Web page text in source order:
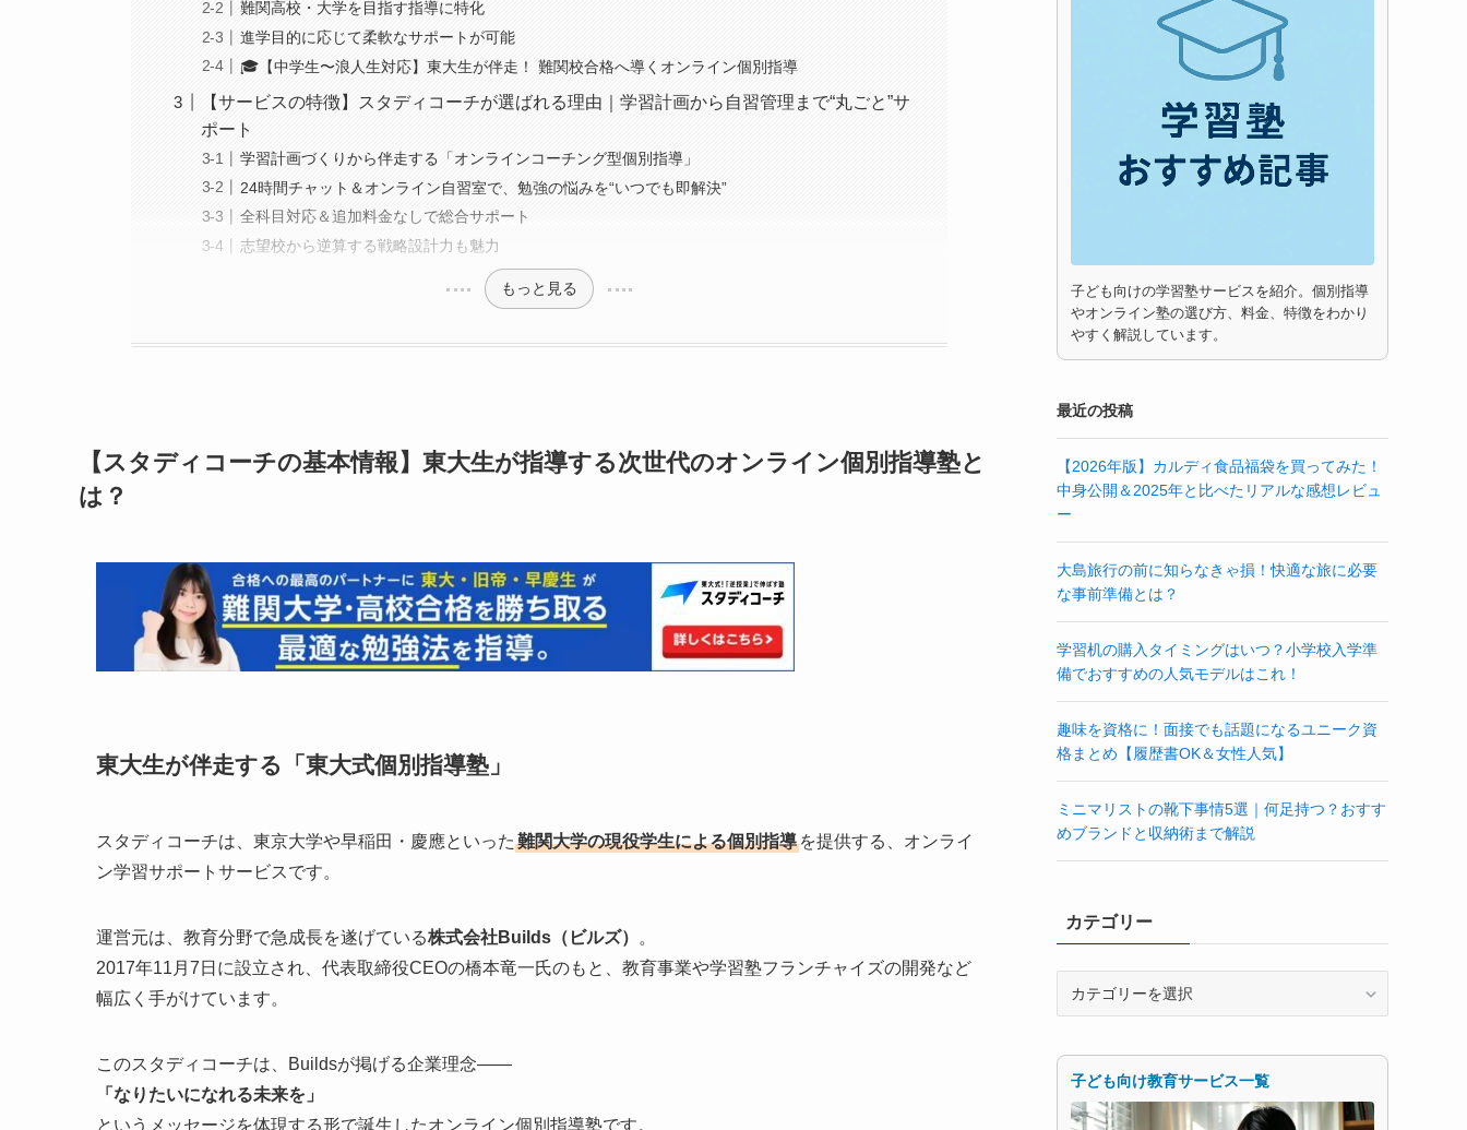
難関高校・大学を目指す指導に特化
進学目的に応じて柔軟なサポートが可能
🎓【中学生〜浪人生対応】東大生が伴走！ 難関校合格へ導くオンライン個別指導
【サービスの特徴】スタディコーチが選ばれる理由｜学習計画から自習管理まで“丸ごと”サ
ポート
学習計画づくりから伴走する「オンラインコーチング型個別指導」
24時間チャット＆オンライン自習室で、勉強の悩みを“いつでも即解決”
全科目対応＆追加料金なしで総合サポート
志望校から逆算する戦略設計力も魅力
もっと見る
【スタディコーチの基本情報】東大生が指導する次世代のオンライン個別指導塾と
は？
東大生が伴走する「東大式個別指導塾」
スタディコーチは、東京大学や早稲田・慶應といった 難関大学の現役学生による個別指導 を提供する、オンライ
ン学習サポートサービスです。
運営元は、教育分野で急成長を遂げている株式会社Builds（ビルズ）
。
2017年11月7日に設立され、代表取締役CEOの橋本竜一氏のもと、教育事業や学習塾フランチャイズの開発など
幅広く手がけています。
このスタディコーチは、Buildsが掲げる企業理念——
「なりたいになれる未来を」
というメッセージを体現する形で誕生したオンライン個別指導塾です。
子ども向けの学習塾サービスを紹介。個別指導
やオンライン塾の選び方、料金、特徴をわかり
やすく解説しています。
最近の投稿
【2026年版】カルディ食品福袋を買ってみた！
中身公開＆2025年と比べたリアルな感想レビュ
ー
大島旅行の前に知らなきゃ損！快適な旅に必要
な事前準備とは？
学習机の購入タイミングはいつ？小学校入学準
備でおすすめの人気モデルはこれ！
趣味を資格に！面接でも話題になるユニーク資
格まとめ【履歴書OK＆女性人気】
ミニマリストの靴下事情5選｜何足持つ？おすす
めブランドと収納術まで解説
カテゴリー
リ
子ども向け教育サービス一覧